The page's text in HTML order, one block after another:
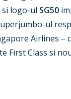
si logo-ul SG50
ul
Airlines –
First Class si